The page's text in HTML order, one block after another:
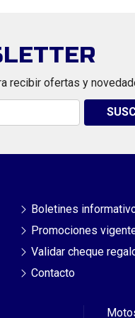
recibir ofertas y
Boletines
Promociones
Validar cheque
Contacto